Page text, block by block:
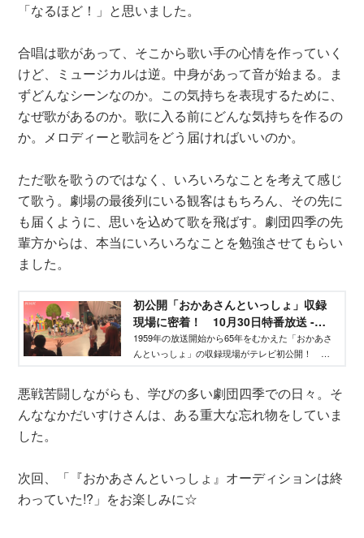
「なるほど！」と思いました。
合唱は歌があって、そこから歌い手の心情を作っていく
けど、ミュージカルは逆。中身があって音が始まる。ま
ずどんなシーンなのか。この気持ちを表現するために、
なぜ歌があるのか。歌に入る前にどんな気持ちを作るの
か。メロディーと歌詞をどう届ければいいのか。
ただ歌を歌うのではなく、いろいろなことを考えて感じ
て歌う。劇場の最後列にいる観客はもちろん、その先に
も届くように、思いを込めて歌を飛ばす。劇団四季の先
輩方からは、本当にいろいろなことを勉強させてもらい
ました。
初公開「おかあさんといっしょ」収録
現場に密着！ 10月30日特番放送 -
WEB げんき｜講談社
1959年の放送開始から65年をむかえた「おかあさ
んといっしょ」の収録現場がテレビ初公開！ 番
悪戦苦闘しながらも、学びの多い劇団四季での日々。そ
んななかだいすけさんは、ある重大な忘れ物をしていま
した。
次回、「『おかあさんといっしょ』オーディションは終
わっていた!?」をお楽しみに☆